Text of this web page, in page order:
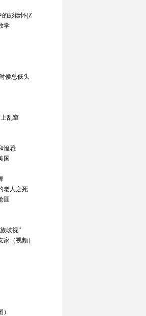
的彭德怀(Z
学
侯总低头
乱窜
惶恐
国
老人之死
匪
歧视”
家（视频）